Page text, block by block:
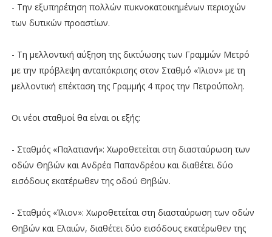
- Την εξυπηρέτηση πολλών πυκνοκατοικημένων περιοχών
των δυτικών προαστίων.
- Τη μελλοντική αύξηση της δικτύωσης των Γραμμών Μετρό
με την πρόβλεψη ανταπόκρισης στον Σταθμό «Ίλιον» με τη
μελλοντική επέκταση της Γραμμής 4 προς την Πετρούπολη.
Οι νέοι σταθμοί θα είναι οι εξής:
- Σταθμός «Παλατιανή»: Χωροθετείται στη διασταύρωση των
οδών Θηβών και Ανδρέα Παπανδρέου και διαθέτει δύο
εισόδους εκατέρωθεν της οδού Θηβών.
- Σταθμός «Ίλιον»: Χωροθετείται στη διασταύρωση των οδών
Θηβών και Ελαιών, διαθέτει δύο εισόδους εκατέρωθεν της